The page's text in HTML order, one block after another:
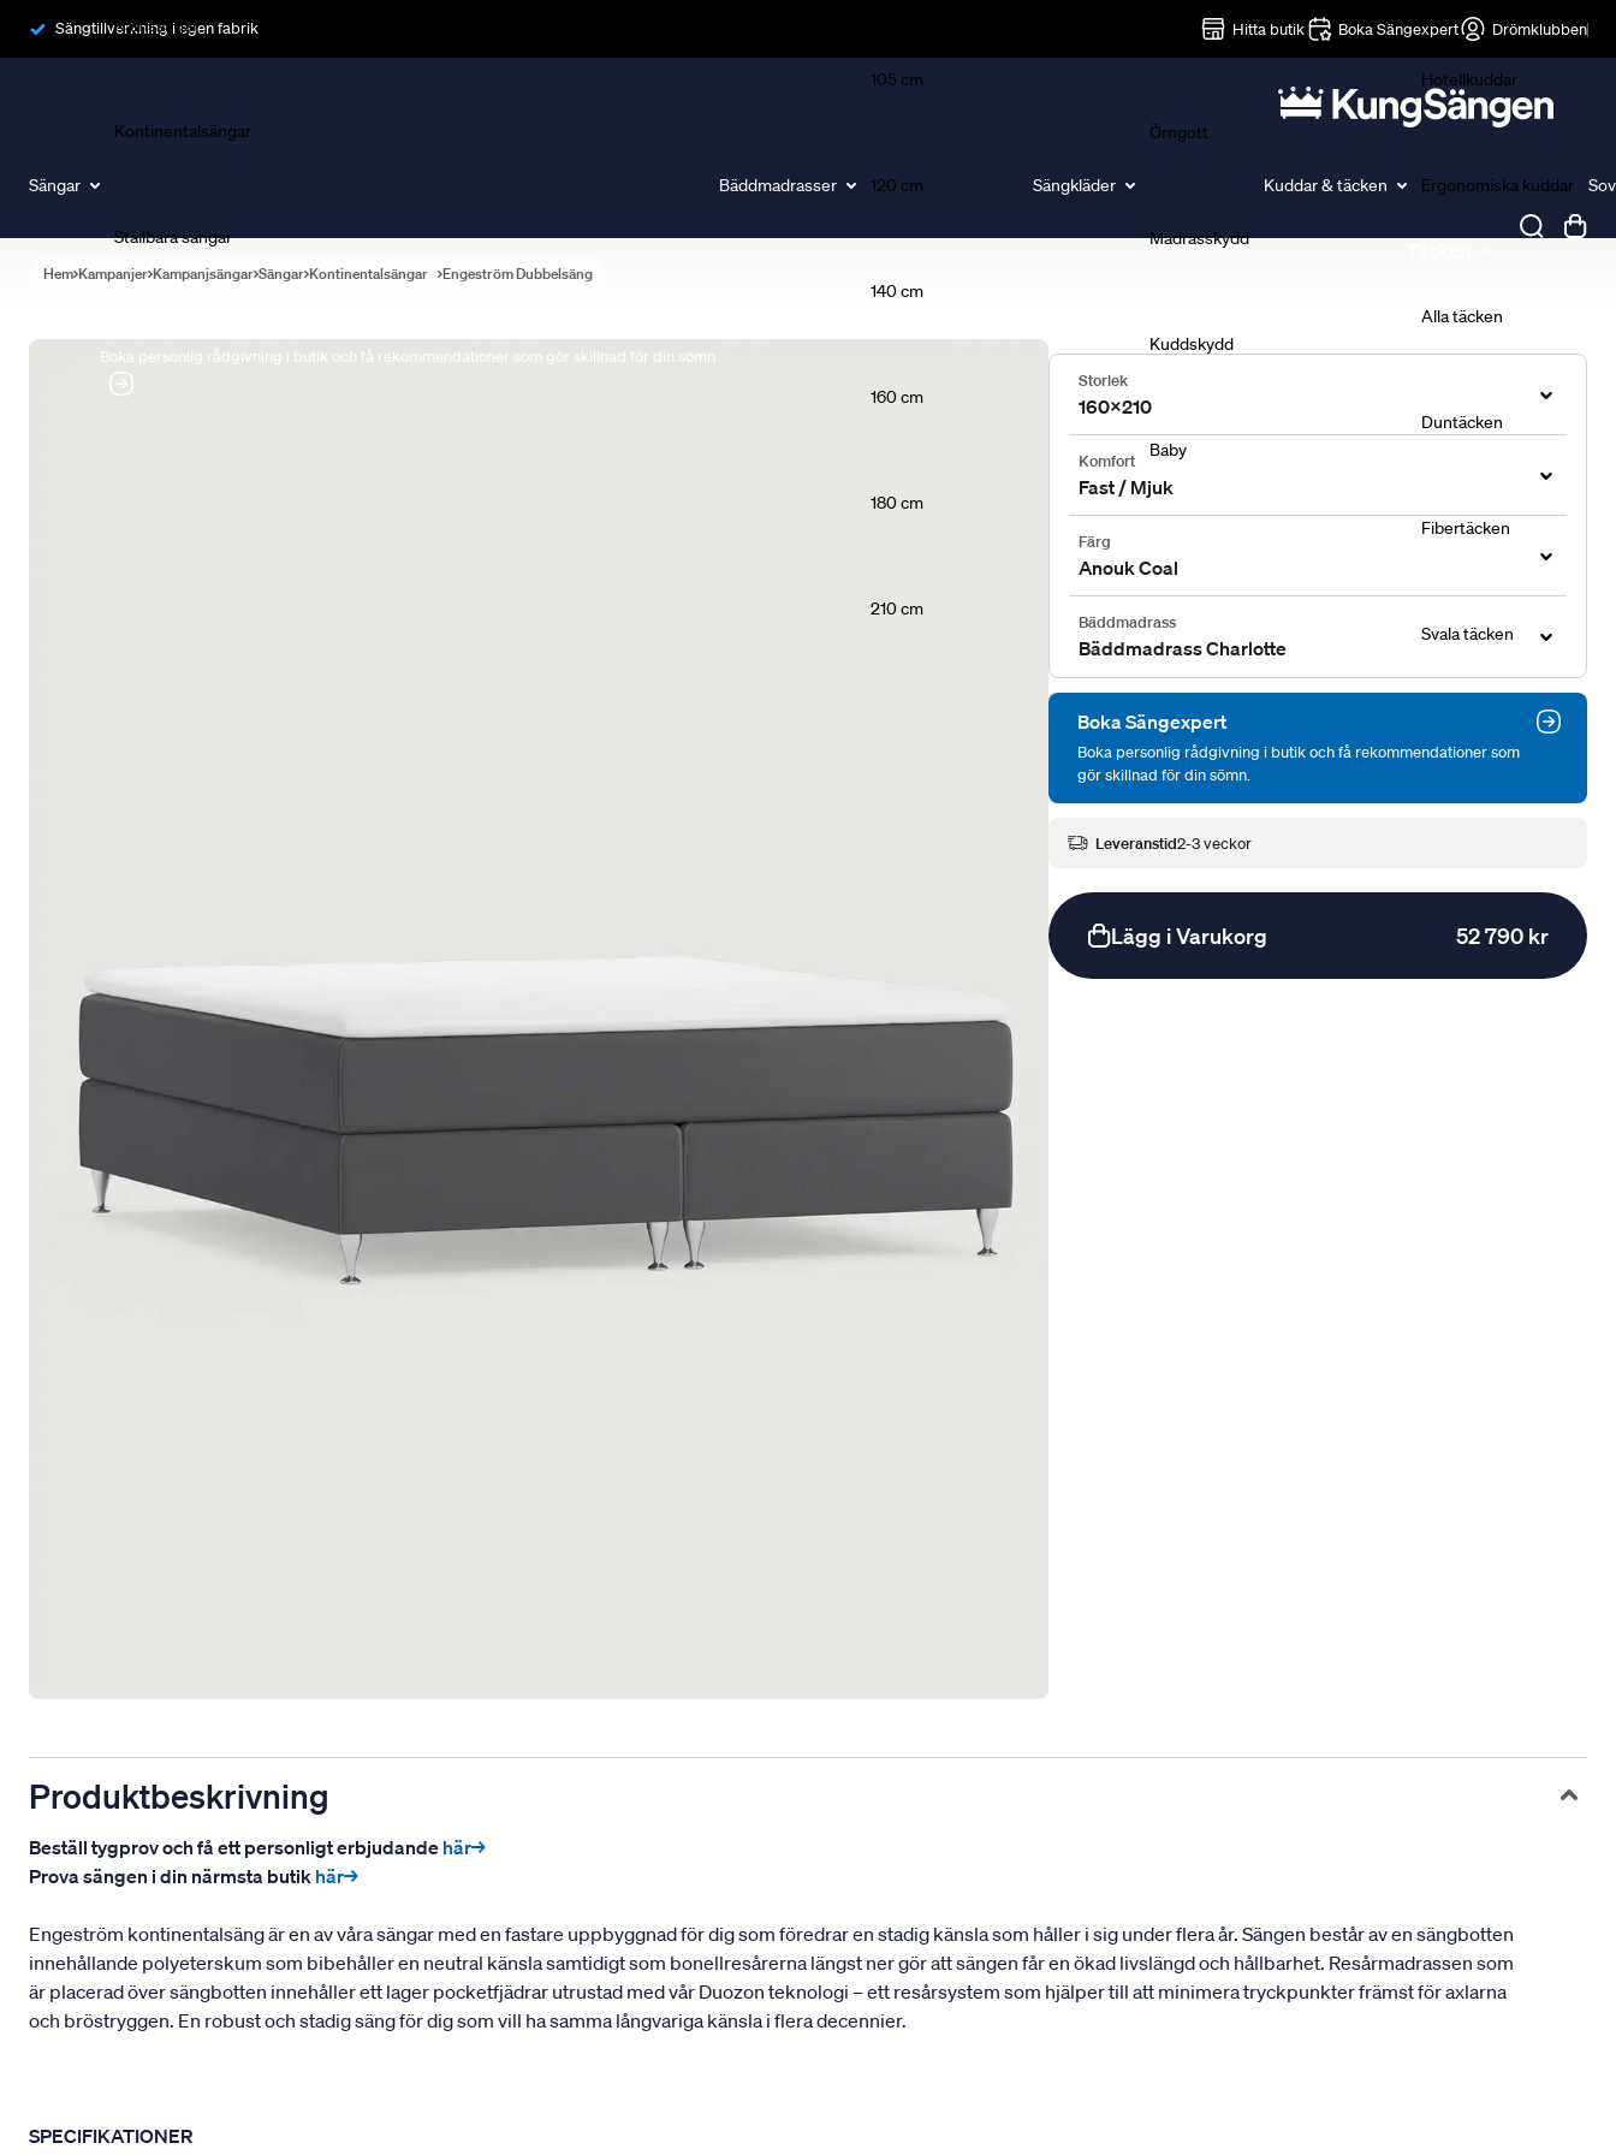
Sängtillverkning i egen fabrik Hitta butik Boka Sängexpert Drömklubben
Sängar
Ramsängar
Kontinentalsängar
Ställbara sängar
Boka personlig rådgivning i butik och få rekommendationer som gör skillnad för din sömn.
Bäddmadrasser
105 cm
120 cm
140 cm
160 cm
180 cm
210 cm
Sängkläder
Örngott
Madrasskydd
Kuddskydd
Baby
Kuddar & täcken
Hotellkuddar
Ergonomiska kuddar
Alla täcken
Duntäcken
Fibertäcken
Svala täcken
Hem Kampanjer Kampanjsängar Sängar Kontinentalsängar Engeström Dubbelsäng
Storlek
160x210
Komfort
Fast / Mjuk
Färg
Anouk Coal
Bäddmadrass
Bäddmadrass Charlotte
Boka Sängexpert
Boka personlig rådgivning i butik och få rekommendationer som
gör skillnad för din sömn.
Leveranstid2-3 veckor
Lägg i Varukorg 52 790 kr
Produktbeskrivning
Beställ tygprov och få ett personligt erbjudande här→
Prova sängen i din närmsta butik här→
Engeström kontinentalsäng är en av våra sängar med en fastare uppbyggnad för dig som föredrar en stadig känsla som håller i sig under flera år. Sängen består av en sängbotten
innehållande polyeterskum som bibehåller en neutral känsla samtidigt som bonellresårerna längst ner gör att sängen får en ökad livslängd och hållbarhet. Resårmadrassen som
är placerad över sängbotten innehåller ett lager pocketfjädrar utrustad med vår Duozon teknologi – ett resårsystem som hjälper till att minimera tryckpunkter främst för axlarna
och bröstryggen. En robust och stadig säng för dig som vill ha samma långvariga känsla i flera decennier.
SPECIFIKATIONER